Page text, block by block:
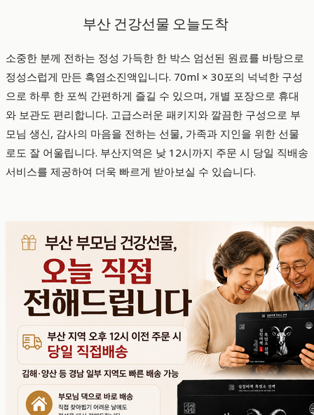
부산 건강선물 오늘도착
소중한 분께 전하는 정성 가득한 한 박스 엄선된 원료를 바탕으로
정성스럽게 만든 흑염소진액입니다. 70ml × 30포의 넉넉한 구성
으로 하루 한 포씩 간편하게 즐길 수 있으며, 개별 포장으로 휴대
와 보관도 편리합니다. 고급스러운 패키지와 깔끔한 구성으로 부
모님 생신, 감사의 마음을 전하는 선물, 가족과 지인을 위한 선물
로도 잘 어울립니다. 부산지역은 낮 12시까지 주문 시 당일 직배송
서비스를 제공하여 더욱 빠르게 받아보실 수 있습니다.